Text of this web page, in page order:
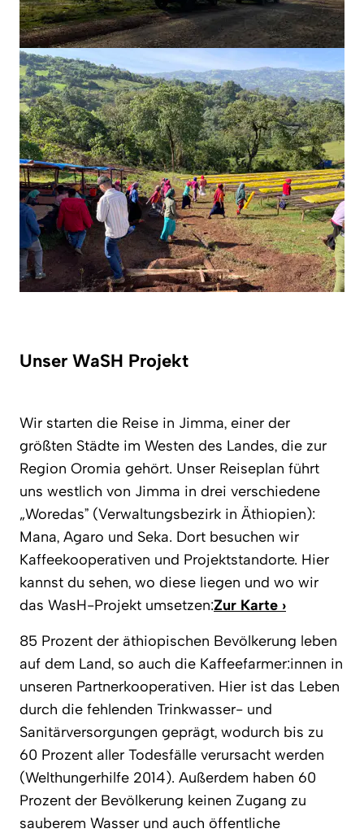
Unser WaSH Projekt
Wir starten die Reise in Jimma, einer der
größten Städte im Westen des Landes, die zur
Region Oromia gehört. Unser Reiseplan führt
uns westlich von Jimma in drei verschiedene
„Woredas” (Verwaltungsbezirk in Äthiopien):
Mana, Agaro und Seka. Dort besuchen wir
Kaffeekooperativen und Projektstandorte. Hier
kannst du sehen, wo diese liegen und wo wir
das WasH-Projekt umsetzen:Zur Karte ›
85 Prozent der äthiopischen Bevölkerung leben
auf dem Land, so auch die Kaffeefarmer:innen in
unseren Partnerkooperativen. Hier ist das Leben
durch die fehlenden Trinkwasser- und
Sanitärversorgungen geprägt, wodurch bis zu
60 Prozent aller Todesfälle verursacht werden
(Welthungerhilfe 2014). Außerdem haben 60
Prozent der Bevölkerung keinen Zugang zu
sauberem Wasser und auch öffentliche